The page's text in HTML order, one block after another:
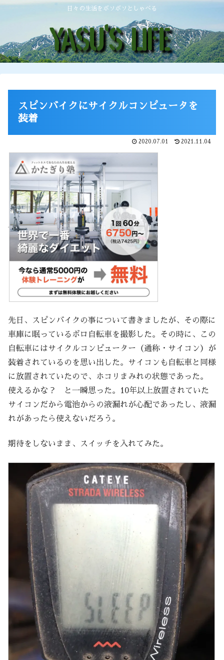
日々の生活をボソボソとしゃべる
スピンバイクにサイクルコンピュータを
装着
2020.07.01 2021.11.04
先日、スピンバイクの事について書きましたが、その際に
車庫に眠っているボロ自転車を撮影した。その時に、この
自転車にはサイクルコンピューター（通称・サイコン）が
装着されているのを思い出した。サイコンも自転車と同様
に放置されていたので、ホコリまみれの状態であった。
使えるかな？ と一瞬思った。10年以上放置されていた
サイコンだから電池からの液漏れが心配であったし、液漏
れがあったら使えないだろう。
期待をしないまま、スイッチを入れてみた。